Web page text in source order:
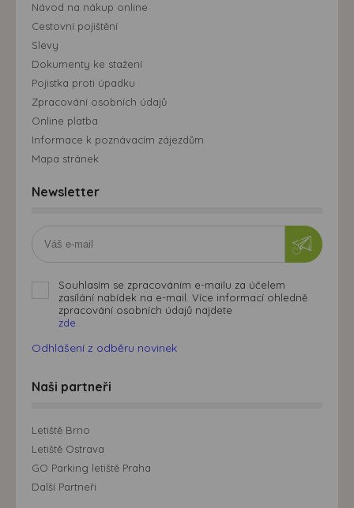
Návod na nákup online
Cestovní pojištění
Slevy
Dokumenty ke stažení
Pojistka proti úpadku
Zpracování osobních údajů
Online platba
Informace k poznávacím zájezdům
Mapa stránek
Newsletter
Souhlasím se zpracováním e-mailu za účelem
zasílání nabídek na e-mail. Více informací ohledně
zpracování osobních údajů najdete
zde.
Odhlášení z odběru novinek
Naši partneři
Letiště Brno
Letiště Ostrava
GO Parking letiště Praha
Další Partneři